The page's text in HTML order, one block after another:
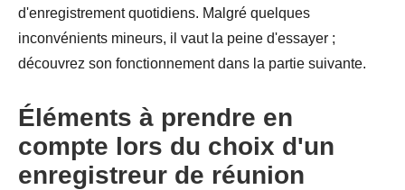
d'enregistrement quotidiens. Malgré quelques
inconvénients mineurs, il vaut la peine d'essayer ;
découvrez son fonctionnement dans la partie suivante.
Éléments à prendre en
compte lors du choix d'un
enregistreur de réunion